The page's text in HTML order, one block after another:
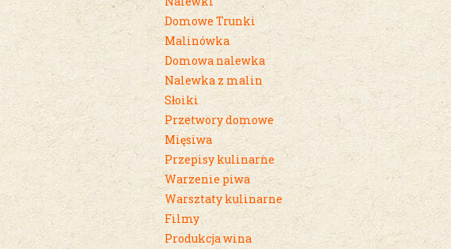
Domowe Trunki
Malinówka
Domowa nalewka
Nalewka z malin
Słoiki
Przetwory domowe
Mięsiwa
Przepisy kulinarne
Warzenie piwa
Warsztaty kulinarne
Filmy
Produkcja wina